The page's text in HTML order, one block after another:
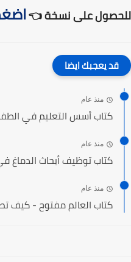
للحصول على نسخة 👈
قد يعجبك ايضا
منذ عام
كتاب أسس التعليم في
منذ عام
كتاب توظيف أبحاث الدماغ
منذ عام
كتاب العالم مفتوح - كيف